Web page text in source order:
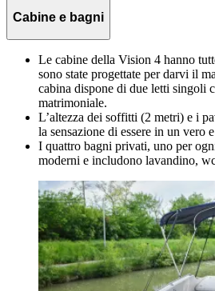
Cabine e bagni
Le cabine della Vision 4 hanno
sono state progettate per darvi il
cabina dispone di due letti singoli
matrimoniale.
L’altezza dei soffitti (2 metri) e i
la sensazione di essere in un vero
I quattro bagni privati, uno per
moderni e includono lavandino,